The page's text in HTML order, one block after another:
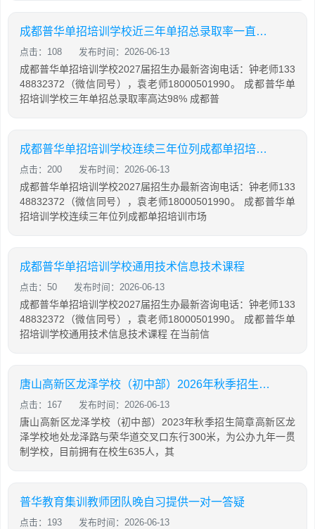
成都普华单招培训学校近三年单招总录取率一直保持在98%
点击：108 发布时间：2026-06-13
成都普华单招培训学校2027届招生办最新咨询电话：钟老师133
48832372（微信同号），袁老师18000501990。 成都普华单
招培训学校三年单招总录取率高达98% 成都普
成都普华单招培训学校连续三年位列成都单招培训市场首位
点击：200 发布时间：2026-06-13
成都普华单招培训学校2027届招生办最新咨询电话：钟老师133
48832372（微信同号），袁老师18000501990。 成都普华单
招培训学校连续三年位列成都单招培训市场
成都普华单招培训学校通用技术信息技术课程
点击：50 发布时间：2026-06-13
成都普华单招培训学校2027届招生办最新咨询电话：钟老师133
48832372（微信同号），袁老师18000501990。 成都普华单
招培训学校通用技术信息技术课程 在当前信
唐山高新区龙泽学校（初中部）2026年秋季招生简章
点击：167 发布时间：2026-06-13
唐山高新区龙泽学校（初中部）2023年秋季招生简章高新区龙
泽学校地处龙泽路与荣华道交叉口东行300米，为公办九年一贯
制学校，目前拥有在校生635人，其
普华教育集训教师团队晚自习提供一对一答疑
点击：193 发布时间：2026-06-13